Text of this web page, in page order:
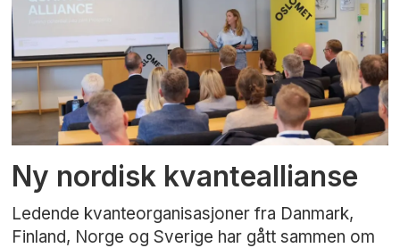
Ny nordisk kvanteallianse
Ledende kvanteorganisasjoner fra Danmark,
Finland, Norge og Sverige har gått sammen om